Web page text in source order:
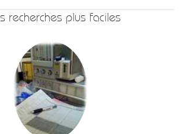
recherches plus faciles